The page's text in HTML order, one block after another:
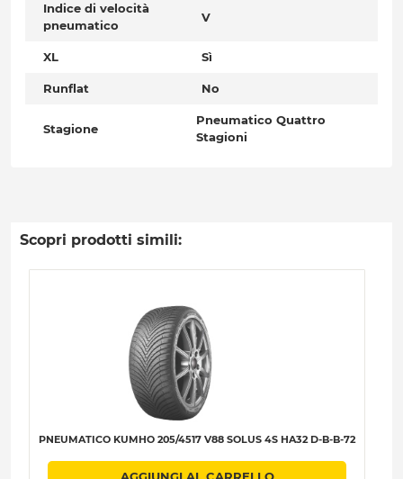
Indice di velocità
pneumatico
V
XL Sì
Runflat No
Stagione
Pneumatico Quattro
Stagioni
Scopri prodotti simili:
PNEUMATICO KUMHO 205/4517 V88 SOLUS 4S HA32 D-B-B-72